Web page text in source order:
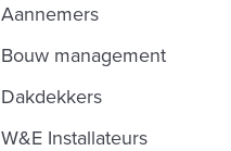
Aannemers
Bouw management
Dakdekkers
W&E Installateurs